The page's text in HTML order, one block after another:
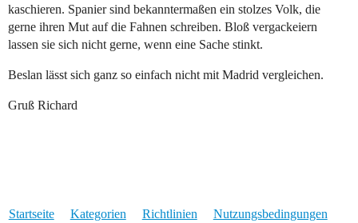
kaschieren. Spanier sind bekanntermaßen ein stolzes Volk, die
gerne ihren Mut auf die Fahnen schreiben. Bloß vergackeiern
lassen sie sich nicht gerne, wenn eine Sache stinkt.
Beslan lässt sich ganz so einfach nicht mit Madrid vergleichen.
Gruß Richard
Startseite Kategorien Richtlinien Nutzungsbedingungen